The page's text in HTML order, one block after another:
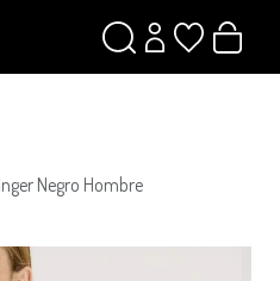
Negro Hombre